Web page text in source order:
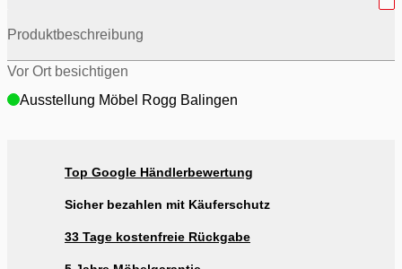
Produktbeschreibung
Vor Ort besichtigen
Ausstellung Möbel Rogg Balingen
Top Google Händlerbewertung
Sicher bezahlen mit Käuferschutz
33 Tage kostenfreie Rückgabe